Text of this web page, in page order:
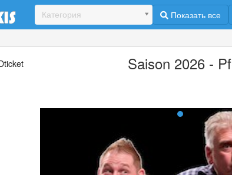
Категория Показать все
Saison 2026 -